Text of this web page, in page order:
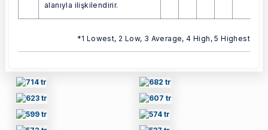
alanıyla ilişkilendirir.
*1 Lowest, 2 Low, 3 Average, 4 High, 5 Highest